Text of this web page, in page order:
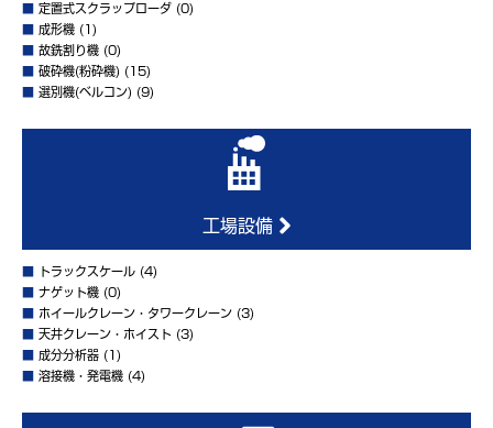
定置式スクラップローダ (0)
成形機 (1)
故銑割り機 (0)
破砕機(粉砕機) (15)
選別機(ベルコン) (9)
工場設備
トラックスケール (4)
ナゲット機 (0)
ホイールクレーン・タワークレーン (3)
天井クレーン・ホイスト (3)
成分分析器 (1)
溶接機・発電機 (4)